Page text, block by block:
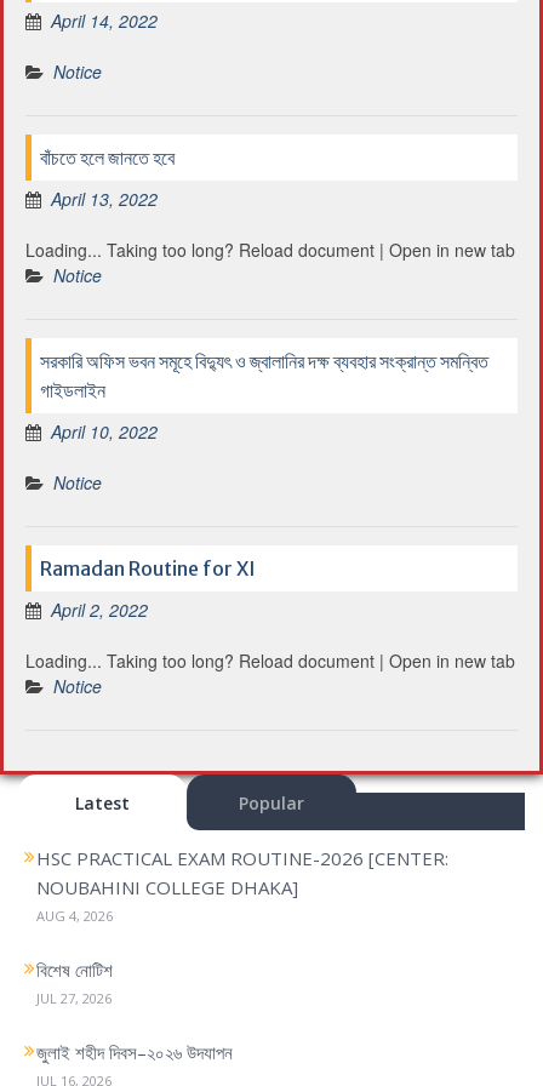
April 14, 2022
Notice
বাঁচতে হলে জানতে হবে
April 13, 2022
Loading... Taking too long? Reload document | Open in new tab
Notice
সরকারি অফিস ভবন সমূহে বিদ্যুৎ ও জ্বালানির দক্ষ ব্যবহার সংক্রান্ত সমন্বিত
গাইডলাইন
April 10, 2022
Notice
Ramadan Routine for XI
April 2, 2022
Loading... Taking too long? Reload document | Open in new tab
Notice
Latest Popular
HSC PRACTICAL EXAM ROUTINE-2026 [CENTER:
NOUBAHINI COLLEGE DHAKA]
AUG 4, 2026
বিশেষ নোটিশ
JUL 27, 2026
জুলাই শহীদ দিবস–২০২৬ উদযাপন
JUL 16, 2026